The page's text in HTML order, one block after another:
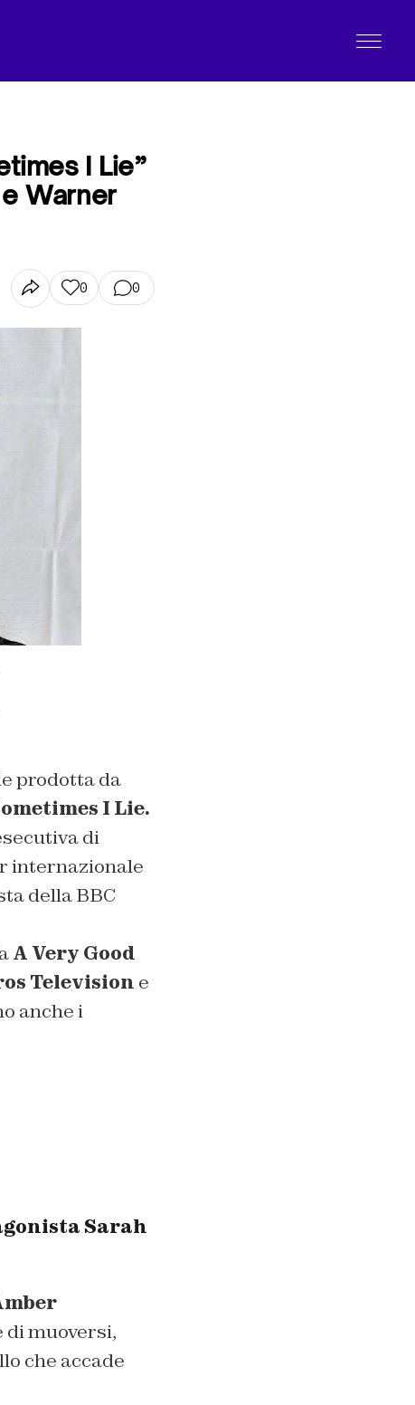
I Lie”
Warner
0 0
prodotta da
I Lie.
di
internazionale
della BBC
A Very Good
Television e
anche i
Sarah
di muoversi,
che accade